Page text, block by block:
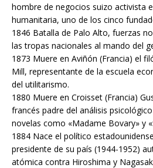
hombre de negocios suizo activista
humanitaria, uno de los cinco
1846 Batalla de Palo Alto, fuerzas
las tropas nacionales al mando del
1873 Muere en Aviñón (Francia) el
Mill, representante de la escuela
del utilitarismo.
1880 Muere en Croisset (Francia)
francés padre del análisis
novelas como «Madame Bovary» y
1884 Nace el político
presidente de su país (1944-1952)
atómica contra Hiroshima y